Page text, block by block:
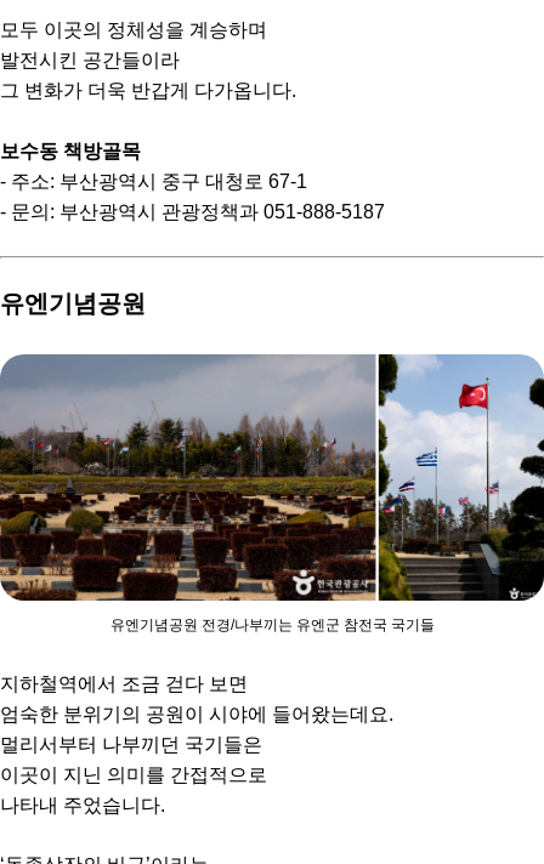
모두 이곳의 정체성을 계승하며
발전시킨 공간들이라
그 변화가 더욱 반갑게 다가옵니다.
보수동 책방골목
- 주소: 부산광역시 중구 대청로 67-1
- 문의: 부산광역시 관광정책과 051-888-5187
유엔기념공원
유엔기념공원 전경/나부끼는 유엔군 참전국 국기들
지하철역에서 조금 걷다 보면
엄숙한 분위기의 공원이 시야에 들어왔는데요.
멀리서부터 나부끼던 국기들은
이곳이 지닌 의미를 간접적으로
나타내 주었습니다.